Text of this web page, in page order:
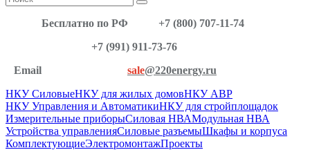
Бесплатно по РФ
+7 (800) 707-11-74
+7 (991) 911-73-76
Email
sale@220energy.ru
НКУ СиловыеНКУ для жилых домовНКУ АВР
НКУ Управления и АвтоматикиНКУ для стройплощадок
Измерительные приборыСиловая НВАМодульная НВА
Устройства управленияСиловые разъемыШкафы и корпуса
КомплектующиеЭлектромонтажПроекты